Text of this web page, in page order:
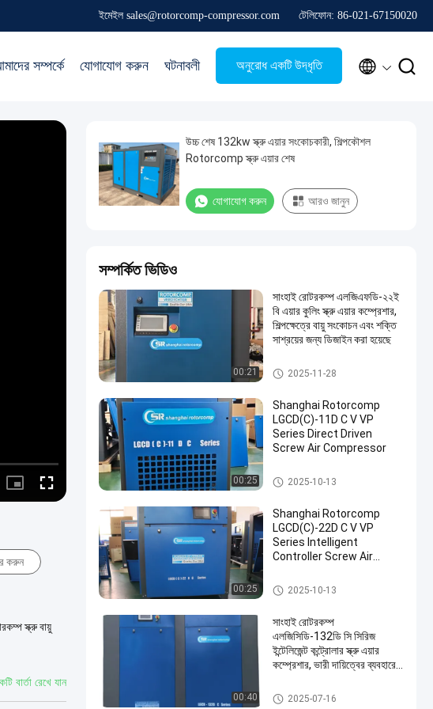
ইমেইল sales@rotorcomp-compressor.com টেলিফোন: 86-021-67150020
সম্পর্কে যোগাযোগ করুন ঘটনাবলী অনুরোধ একটি উদ্ধৃতি  
Picture- Fullscreen
করুন
স্ক্রু বায়ু
বার্তা রেখে যান
উচ্চ শেষ 132kw স্ক্রু এয়ার সংকোচকারী, শিল্পকৌশল
Rotorcomp স্ক্রু এয়ার শেষ
যোগাযোগ করুন আরও জানুন
সম্পর্কিত ভিডিও
00:21
সাংহাই রোটরকম্প এলজিএফডি-২২ই
বি এয়ার কুলিং স্ক্রু এয়ার কম্প্রেশার,
শিল্পক্ষেত্রে বায়ু সংকোচন এবং শক্তি
সাশ্রয়ের জন্য ডিজাইন করা হয়েছে
স্ক্রু এয়ার সংকোচকারী
2025-11-28
00:25
Shanghai Rotorcomp
LGCD(C)-11D C V VP
Series Direct Driven
Screw Air Compressor
স্ক্রু এয়ার সংকোচকারী
2025-10-13
00:25
Shanghai Rotorcomp
LGCD(C)-22D C V VP
Series Intelligent
Controller Screw Air
Optimal Energy Savings
স্ক্রু এয়ার সংকোচকারী
2025-10-13
00:40
সাংহাই রোটরকম্প
এলজিসিডি-132ডি সি সিরিজ
ইন্টেলিজেন্ট কন্ট্রোলার স্ক্রু এয়ার
কম্প্রেশার, ভারী দায়িত্বের ব্যবহারের
স্ক্রু এয়ার সংকোচকারী
2025-07-16